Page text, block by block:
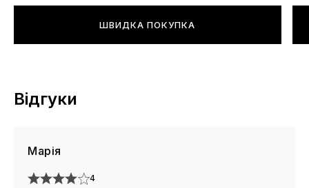
ШВИДКА ПОКУПКА
Відгуки
Марія
4